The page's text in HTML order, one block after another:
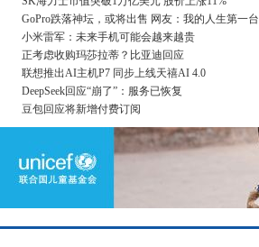
GoPro跌落神坛，或将出售 网友：我的人生第一台
小米雷军：未来手机可能会越来越贵
正考虑收购玛莎拉蒂？比亚迪回应
联想推出AI主机P7 同步上线天禧AI 4.0
DeepSeek回应“崩了”：服务已恢复
豆包回应将新增付费订阅